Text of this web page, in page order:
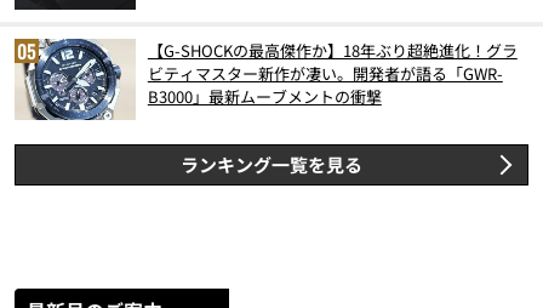
【G-SHOCKの最高傑作か】18年ぶり超絶進化！グラ
ビティマスター新作が凄い。開発者が語る「GWR-
B3000」最新ムーブメントの衝撃
ランキング一覧を見る